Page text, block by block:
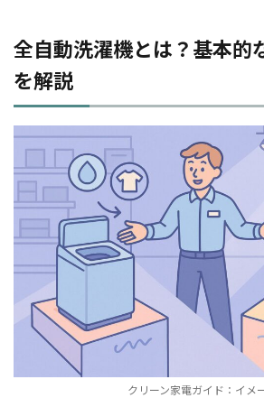
全自動洗濯機とは？基本的
を解説
クリーン家電ガイド：イメ